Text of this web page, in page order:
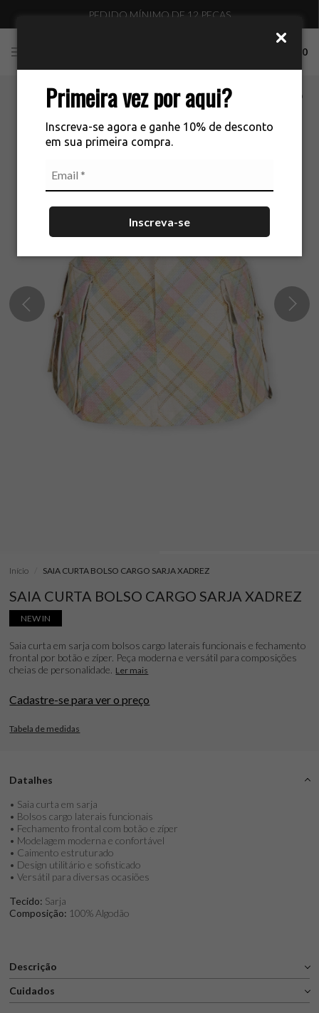
Primeira vez por aqui?
Inscreva-se agora e ganhe 10% de desconto
em sua primeira compra.
Inscreva-se
PEDIDO MÍNIMO DE 12 PEÇAS
0
Início SAIA CURTA BOLSO CARGO SARJA XADREZ
SAIA CURTA BOLSO CARGO SARJA XADREZ
NEW IN
Saia curta em sarja com bolsos cargo laterais funcionais e fechamento
frontal por botão e zíper. Peça moderna e versátil para composições
cheias de personalidade. Ler mais
Cadastre-se para ver o preço
Tabela de medidas
Datalhes
• Saia curta em sarja
• Bolsos cargo laterais funcionais
• Fechamento frontal com botão e zíper
• Modelagem moderna e confortável
• Caimento estruturado
• Design utilitário e sofisticado
• Versátil para diversas ocasiões
Tecido: Sarja
Composição: 100% Algodão
Descrição
Cuidados